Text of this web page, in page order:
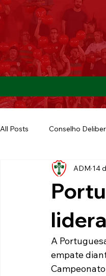
All Posts Conselho
Ação Social
Futebol de
Paulista A2 2019
ADM 14
A
empate